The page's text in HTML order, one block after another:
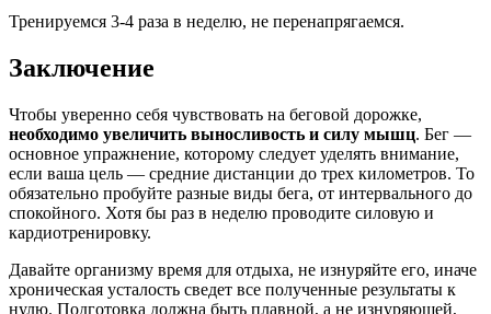
Тренируемся 3-4 раза в неделю, не перенапрягаемся.
Заключение
Чтобы уверенно себя чувствовать на беговой дорожке,
необходимо увеличить выносливость и силу мышц. Бег —
основное упражнение, которому следует уделять внимание,
если ваша цель — средние дистанции до трех километров. То
обязательно пробуйте разные виды бега, от интервального до
спокойного. Хотя бы раз в неделю проводите силовую и
кардиотренировку.
Давайте организму время для отдыха, не изнуряйте его, иначе
хроническая усталость сведет все полученные результаты к
нулю. Подготовка должна быть плавной, а не изнуряющей,